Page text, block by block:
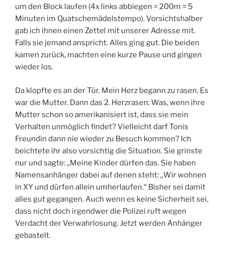
um den Block laufen (4x links abbiegen = 200m = 5
Minuten im Quatschemädelstempo). Vorsichtshalber
gab ich ihnen einen Zettel mit unserer Adresse mit.
Falls sie jemand anspricht. Alles ging gut. Die beiden
kamen zurück, machten eine kurze Pause und gingen
wieder los.
Da klopfte es an der Tür. Mein Herz begann zu rasen. Es
war die Mutter. Dann das 2. Herzrasen: Was, wenn ihre
Mutter schon so amerikanisiert ist, dass sie mein
Verhalten unmöglich findet? Vielleicht darf Tonis
Freundin dann nie wieder zu Besuch kommen? Ich
beichtete ihr also vorsichtig die Situation. Sie grinste
nur und sagte: „Meine Kinder dürfen das. Sie haben
Namensanhänger dabei auf denen steht: „Wir wohnen
in XY und dürfen allein umherlaufen.“ Bisher sei damit
alles gut gegangen. Auch wenn es keine Sicherheit sei,
dass nicht doch irgendwer die Polizei ruft wegen
Verdacht der Verwahrlosung. Jetzt werden Anhänger
gebastelt.